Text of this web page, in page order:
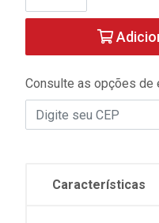
Consulte as opções de
Características